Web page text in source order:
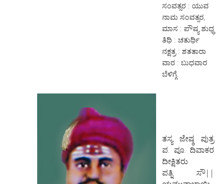
ಸಂವತ್ಸರ : ಯುವ
ನಾಮ ಸಂವತ್ಸರ,
ಮಾಸ : ಪೌಷ್ಯ ಶುಧ್ಧ
ತಿಥಿ : ಚತುರ್ಥಿ
ನಕ್ಷತ್ರ : ಶತತಾರಾ
ವಾರ : ಬುಧವಾರ
ಬೆಳಿಗ್ಗೆ.
ತಸ್ಯ ಜೇಷ್ಠ ಪುತ್ರ
ಪ. ಪೂ. ದಿವಾಕರ
ದೀಕ್ಷಿತರು
ಪತ್ನಿ ಸೌ||